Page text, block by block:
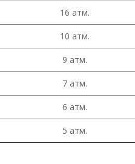
16 атм.
10 атм.
9 атм.
7 атм.
6 атм.
5 атм.